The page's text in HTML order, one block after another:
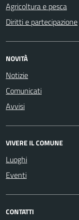
Agricoltura e pesca
Diritti e partecipazione
NOVITÀ
Notizie
Comunicati
Avvisi
VIVERE IL COMUNE
Luoghi
Eventi
CONTATTI